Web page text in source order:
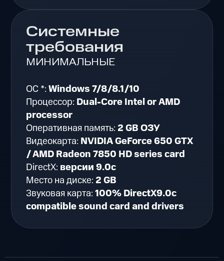
Системные
требования
МИНИМАЛЬНЫЕ
ОС *:Windows 7/8/8.1/10
Процессор: Dual-Core Intel or AMD
processor
Оперативная память: 2 GB ОЗУ
Видеокарта: NVIDIA GeForce 650 GTX
/ AMD Radeon 7850 HD series card
DirectX: версии 9.0c
Место на диске: 2 GB
Звуковая карта:100% DirectX9.0c
compatible sound card and drivers